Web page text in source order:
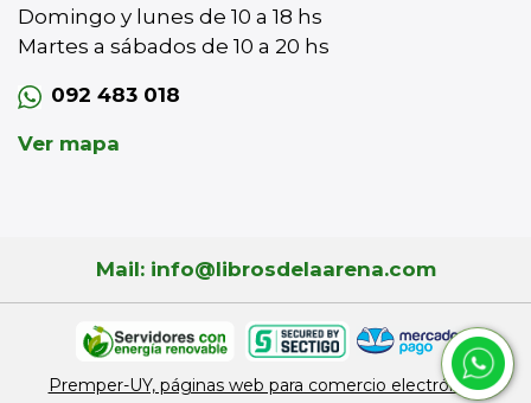
Domingo y lunes de 10 a 18 hs
Martes a sábados de 10 a 20 hs
092 483 018
Ver mapa
Mail: info@librosdelaarena.com
Premper-UY, páginas web para comercio electrónico